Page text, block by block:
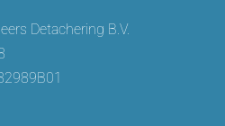
Detachering B.V.